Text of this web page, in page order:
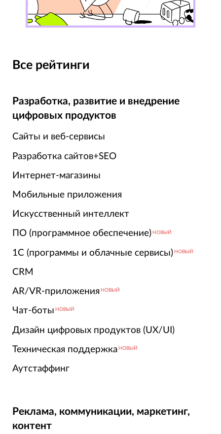
Все рейтинги
Разработка, развитие и внедрение
цифровых продуктов
Сайты и веб-сервисы
Разработка сайтов+SEO
Интернет-магазины
Мобильные приложения
Искусственный интеллект
ПО (программное обеспечение) НОВЫЙ
1С (программы и облачные сервисы) НОВЫЙ
CRM
AR/VR-приложения НОВЫЙ
Чат-боты НОВЫЙ
Дизайн цифровых продуктов (UX/UI)
Техническая поддержка НОВЫЙ
Аутстаффинг
Реклама, коммуникации, маркетинг,
контент